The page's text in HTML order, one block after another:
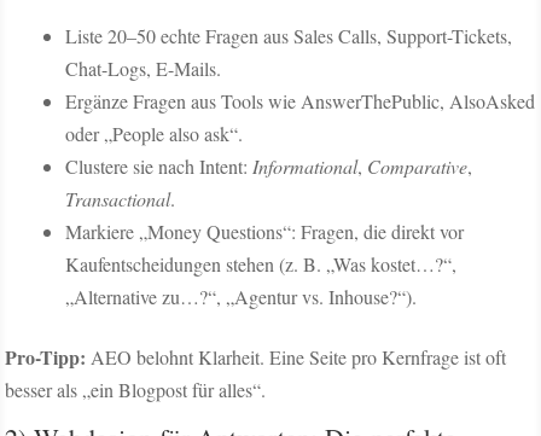
Liste 20–50 echte Fragen aus Sales Calls, Support-Tickets,
Chat-Logs, E-Mails.
Ergänze Fragen aus Tools wie AnswerThePublic, AlsoAsked
oder „People also ask“.
Clustere sie nach Intent: Informational, Comparative,
Transactional.
Markiere „Money Questions“: Fragen, die direkt vor
Kaufentscheidungen stehen (z. B. „Was kostet…?“,
„Alternative zu…?“, „Agentur vs. Inhouse?“).
Pro-Tipp: AEO belohnt Klarheit. Eine Seite pro Kernfrage ist oft
besser als „ein Blogpost für alles“.